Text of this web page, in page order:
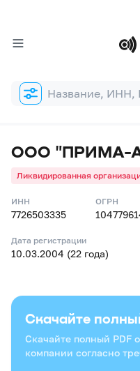
Форма
поиска
ООО "ПРИМА-
Ликвидированная
ИНН
7726503335
ОГРН
Дата регистрации
10.03.2004 (22 года)
Скачайте
Скачайте полный PDF
компании согласно